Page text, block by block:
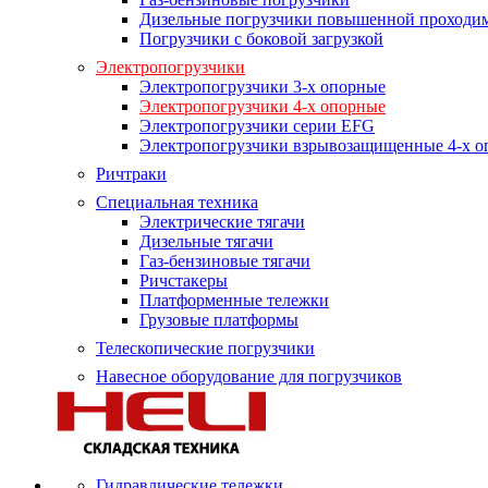
Дизельные погрузчики повышенной
Погрузчики с боковой загрузкой
Электропогрузчики
Электропогрузчики 3-х опорные
Электропогрузчики 4-х опорные
Электропогрузчики серии EFG
Электропогрузчики взрывозащищенные 4-х
Ричтраки
Специальная техника
Электрические тягачи
Дизельные тягачи
Газ-бензиновые тягачи
Ричстакеры
Платформенные тележки
Грузовые платформы
Телескопические погрузчики
Навесное оборудование для погрузчиков